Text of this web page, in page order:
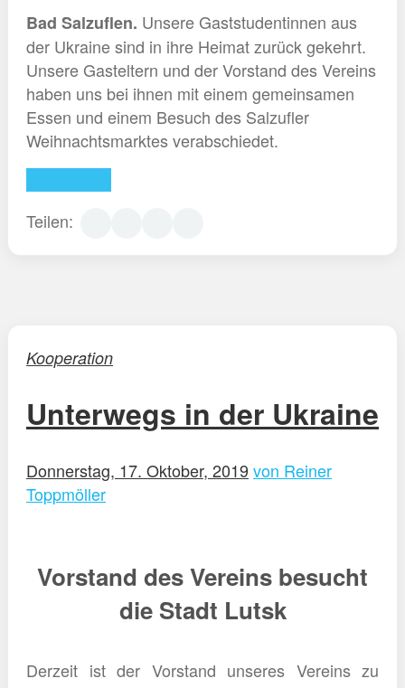
Bad Salzuflen. Unsere Gaststudentinnen aus
der Ukraine sind in ihre Heimat zurück gekehrt.
Unsere Gasteltern und der Vorstand des Vereins
haben uns bei ihnen mit einem gemeinsamen
Essen und einem Besuch des Salzufler
Weihnachtsmarktes verabschiedet.
Teilen:
Kooperation
Unterwegs in der Ukraine
Donnerstag, 17. Oktober, 2019 von Reiner
Toppmöller
Vorstand des Vereins besucht
die Stadt Lutsk
Derzeit ist der Vorstand unseres Vereins zu